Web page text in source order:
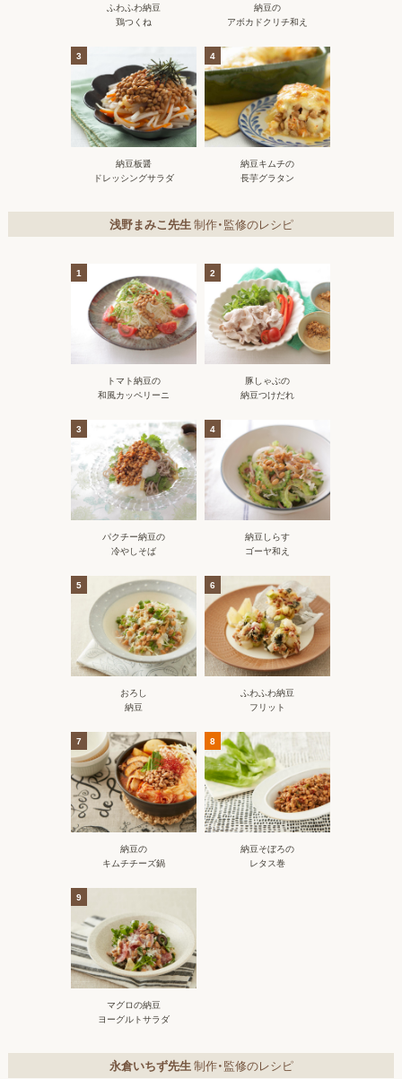
ふわふわ納豆
鶏つくね
納豆の
アボカドクリチ和え
3
納豆板醤
ドレッシングサラダ
4
納豆キムチの
長芋グラタン
浅野まみこ先生制作・監修のレシピ
1
トマト納豆の
和風カッペリーニ
2
豚しゃぶの
納豆つけだれ
3
パクチー納豆の
冷やしそば
4
納豆しらす
ゴーヤ和え
5
おろし
納豆
6
ふわふわ納豆
フリット
7
納豆の
キムチチーズ鍋
8
納豆そぼろの
レタス巻
9
マグロの納豆
ヨーグルトサラダ
永倉いちず先生制作・監修のレシピ